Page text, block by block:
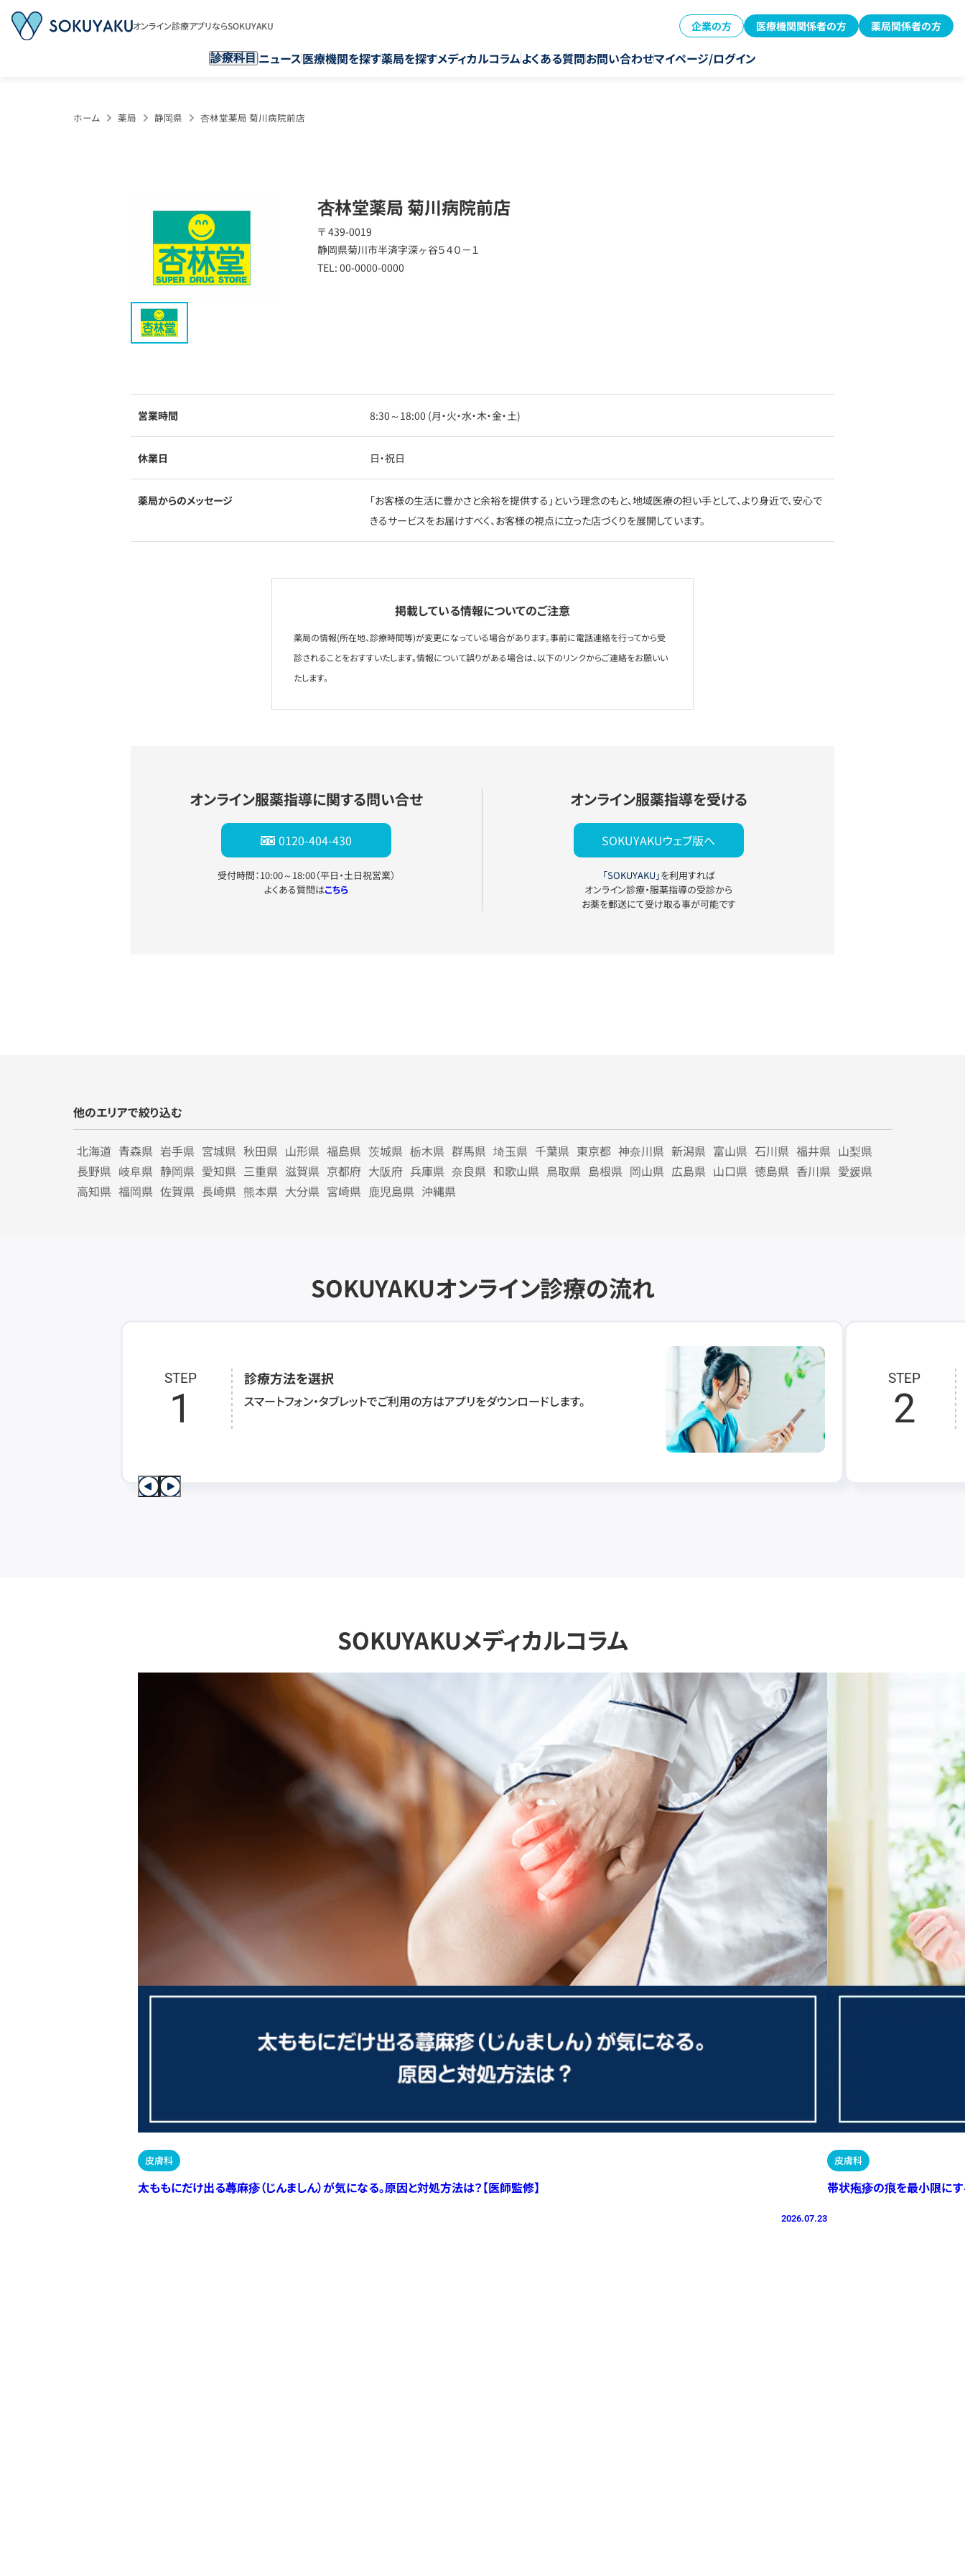
オンライン診療アプリならSOKUYAKU 企業の方 医療機関関係者の方 薬局関係者の方
診療科目 ニュース医療機関を探す薬局を探すメディカルコラムよくある質問お問い合わせマイページ/ログイン
ホーム 薬局 静岡県 杏林堂薬局 菊川病院前店
杏林堂薬局 菊川病院前店
〒 439-0019
静岡県菊川市半済字深ヶ谷５４０－１
TEL: 00-0000-0000
営業時間 8:30～18:00 (月・火・水・木・金・土)
休業日 日・祝日
薬局からのメッセージ
「お客様の生活に豊かさと余裕を提供する」という理念のもと、地域医療の担い手として、より身近で、安心で
きるサービスをお届けすべく、お客様の視点に立った店づくりを展開しています。
掲載している情報についてのご注意
薬局の情報(所在地、診療時間等)が変更になっている場合があります。事前に電話連絡を行ってから受
診されることをおすすいたします。情報について誤りがある場合は、以下のリンクからご連絡をお願いい
たします。
オンライン服薬指導に関する問い合せ
0120-404-430
受付時間：10:00～18:00（平日・土日祝営業）
よくある質問はこちら
オンライン服薬指導を受ける
SOKUYAKUウェブ版へ
「SOKUYAKU」を利用すれば
オンライン診療・服薬指導の受診から
お薬を郵送にて受け取る事が可能です
他のエリアで絞り込む
北海道 青森県 岩手県 宮城県 秋田県 山形県 福島県 茨城県 栃木県 群馬県 埼玉県 千葉県 東京都 神奈川県 新潟県 富山県 石川県 福井県 山梨県
長野県 岐阜県 静岡県 愛知県 三重県 滋賀県 京都府 大阪府 兵庫県 奈良県 和歌山県 鳥取県 島根県 岡山県 広島県 山口県 徳島県 香川県 愛媛県
高知県 福岡県 佐賀県 長崎県 熊本県 大分県 宮崎県 鹿児島県 沖縄県
SOKUYAKUオンライン診療の流れ
STEP
1
診療方法を選択
スマートフォン・タブレットでご利用の方はアプリをダウンロードします。
STEP
2
SOKUYAKUメディカルコラム
皮膚科
太ももにだけ出る蕁麻疹（じんましん）が気になる。原因と対処方法は？【医師監修】
2026.07.23
皮膚科
帯状疱疹の痕を最小限にす